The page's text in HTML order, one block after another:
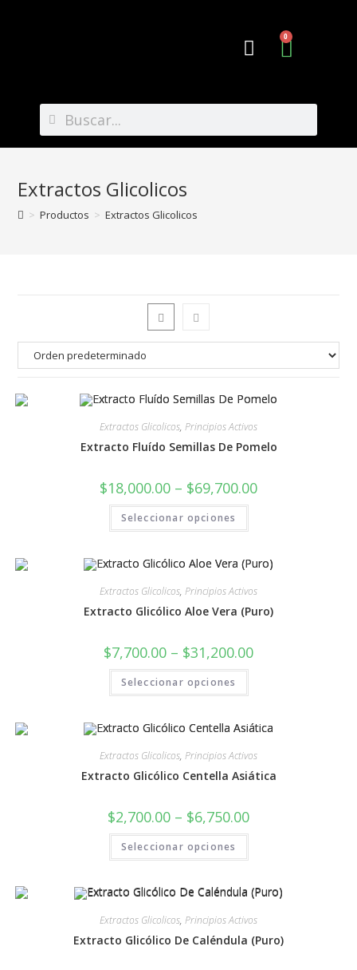
0
Extractos Glicolicos
> Productos > Extractos Glicolicos
Extractos Glicolicos, Principios Activos
Extracto Fluído Semillas De Pomelo
$18,000.00 – $69,700.00
Seleccionar opciones
Extractos Glicolicos, Principios Activos
Extracto Glicólico Aloe Vera (Puro)
$7,700.00 – $31,200.00
Seleccionar opciones
Extractos Glicolicos, Principios Activos
Extracto Glicólico Centella Asiática
$2,700.00 – $6,750.00
Seleccionar opciones
Extractos Glicolicos, Principios Activos
Extracto Glicólico De Caléndula (Puro)